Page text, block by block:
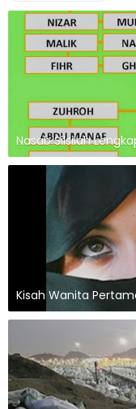
Nasab Silsilah
Kisah Wanita